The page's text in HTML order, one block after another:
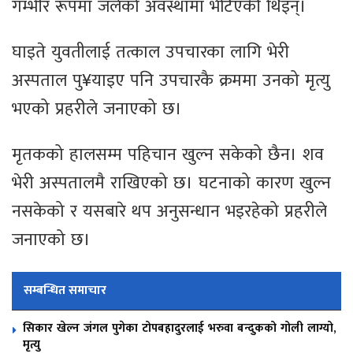
गम्भीर रूपमा जलेको अवस्थामा भेटिएकी थिइन्।
घाइते युवतीलाई तत्काल उपचारका लागि भेरी
अस्पताल पु¥याइए पनि उपचारकै क्रममा उनको मृत्यु
भएको प्रहरीले जनाएको छ।
मृतकको हालसम्म पहिचान खुल्न सकेको छैन। शव
भेरी अस्पतालमै राखिएको छ। घटनाको कारण खुल्न
नसकेको र यसबारे थप अनुसन्धान भइरहेको प्रहरीले
जनाएको छ।
सम्बन्धित समाचार
सिकार खेल्न जंगल पुगेका टोपबहादुरलाई भरुवा बन्दुकको गोली लाग्यो,
मृत्यु